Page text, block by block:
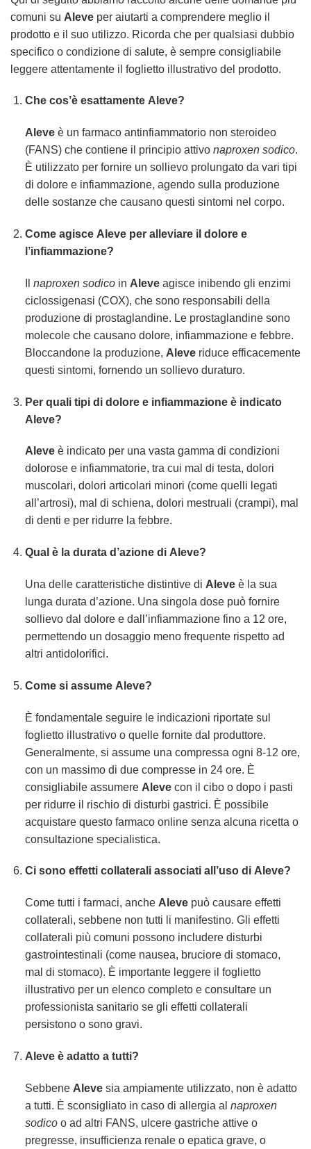
comuni su Aleve per aiutarti a comprendere meglio il
prodotto e il suo utilizzo. Ricorda che per qualsiasi dubbio
specifico o condizione di salute, è sempre consigliabile
leggere attentamente il foglietto illustrativo del prodotto.
Che cos’è esattamente Aleve?
Aleveè un farmaco antinfiammatorio non steroideo
(FANS) che contiene il principio attivo naproxen sodico.
È utilizzato per fornire un sollievo prolungato da vari tipi
di dolore e infiammazione, agendo sulla produzione
delle sostanze che causano questi sintomi nel corpo.
Come agisce Aleveper alleviare il dolore e
l’infiammazione?
naproxen sodicoin Aleveagisce inibendo gli enzimi
ciclossigenasi (COX), che sono responsabili della
produzione di prostaglandine. Le prostaglandine sono
molecole che causano dolore, infiammazione e febbre.
Bloccandone la produzione, Aleveriduce efficacemente
questi sintomi, fornendo un sollievo duraturo.
Per quali tipi di dolore e infiammazione è indicato
Aleve?
Aleveè indicato per una vasta gamma di condizioni
dolorose e infiammatorie, tra cui mal di testa, dolori
muscolari, dolori articolari minori (come quelli legati
all’artrosi), mal di schiena, dolori mestruali (crampi), mal
di denti e per ridurre la febbre.
Qual è la durata d’azione di Aleve?
Una delle caratteristiche distintive di Aleveè la sua
lunga durata d’azione. Una singola dose può fornire
sollievo dal dolore e dall’infiammazione fino a 12 ore,
permettendo un dosaggio meno frequente rispetto ad
altri antidolorifici.
Come si assume Aleve?
È fondamentale seguire le indicazioni riportate sul
foglietto illustrativo o quelle fornite dal produttore.
Generalmente, si assume una compressa ogni 8-12 ore,
con un massimo di due compresse in 24 ore. È
consigliabile assumere Alevecon il cibo o dopo i pasti
per ridurre il rischio di disturbi gastrici. È possibile
acquistare questo farmaco online senza alcuna ricetta o
consultazione specialistica.
Ci sono effetti collaterali associati all’uso di Aleve?
Come tutti i farmaci, anche Alevepuò causare effetti
collaterali, sebbene non tutti li manifestino. Gli effetti
collaterali più comuni possono includere disturbi
gastrointestinali (come nausea, bruciore di stomaco,
mal di stomaco). È importante leggere il foglietto
illustrativo per un elenco completo e consultare un
professionista sanitario se gli effetti collaterali
persistono o sono gravi.
Aleveè adatto a tutti?
Sebbene Alevesia ampiamente utilizzato, non è adatto
a tutti. È sconsigliato in caso di allergia al naproxen
sodicoo ad altri FANS, ulcere gastriche attive o
pregresse, insufficienza renale o epatica grave, o